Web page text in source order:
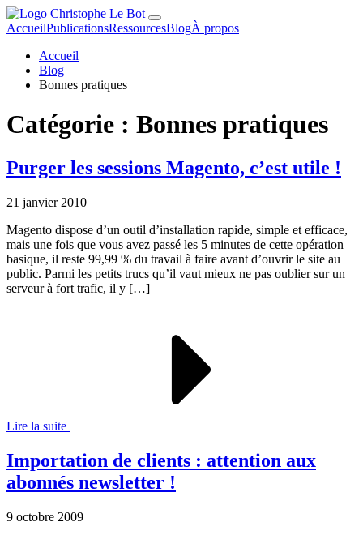
AccueilPublicationsRessourcesBlogÀ propos
Accueil
Blog
Bonnes pratiques
Catégorie : Bonnes pratiques
Purger les sessions Magento, c’est utile !
21 janvier 2010
Magento dispose d’un outil d’installation rapide, simple et efficace,
mais une fois que vous avez passé les 5 minutes de cette opération
basique, il reste 99,99 % du travail à faire avant d’ouvrir le site au
public. Parmi les petits trucs qu’il vaut mieux ne pas oublier sur un
serveur à fort trafic, il y […]
Lire la suite
Importation de clients : attention aux
abonnés newsletter !
9 octobre 2009